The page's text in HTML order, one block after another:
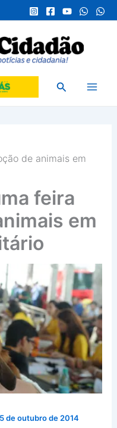
Pesquisar
de animais em
feira
em
de outubro de 2014